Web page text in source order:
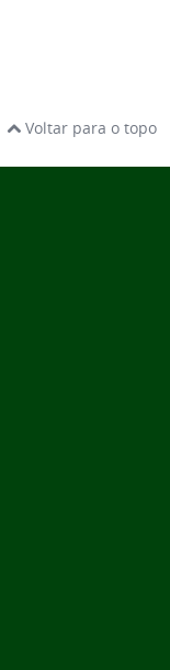
Voltar para o topo